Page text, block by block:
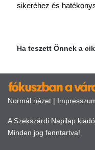
sikeréhez és
Ha teszett Önnek a
Normál nézet |
A Szekszárdi Napilap
Minden jog fenntartva!